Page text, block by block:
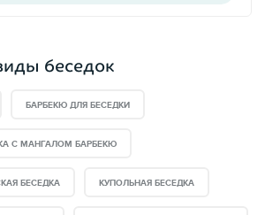
беседок
БАРБЕКЮ ДЛЯ БЕСЕДКИ
С МАНГАЛОМ БАРБЕКЮ
БЕСЕДКА КУПОЛЬНАЯ БЕСЕДКА